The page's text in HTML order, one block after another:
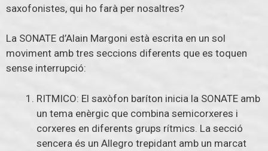
saxofonistes, qui ho farà per nosaltres?
La SONATE d’Alain Margoni està escrita en un sol
moviment amb tres seccions diferents que es toquen
sense interrupció:
RITMICO: El saxòfon baríton inicia la SONATE amb
un tema enèrgic que combina semicorxeres i
corxeres en diferents grups rítmics. La secció
sencera és un Allegro trepidant amb un marcat